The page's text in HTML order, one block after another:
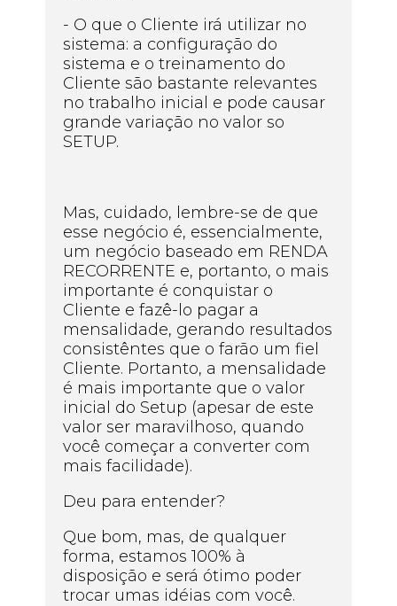
- O que o Cliente irá utilizar no
sistema: a configuração do
sistema e o treinamento do
Cliente são bastante relevantes
no trabalho inicial e pode causar
grande variação no valor so
SETUP.
Mas, cuidado, lembre-se de que
esse negócio é, essencialmente,
um negócio baseado em RENDA
RECORRENTE e, portanto, o mais
importante é conquistar o
Cliente e fazê-lo pagar a
mensalidade, gerando resultados
consistêntes que o farão um fiel
Cliente. Portanto, a mensalidade
é mais importante que o valor
inicial do Setup (apesar de este
valor ser maravilhoso, quando
você começar a converter com
mais facilidade).
Deu para entender?
Que bom, mas, de qualquer
forma, estamos 100% à
disposição e será ótimo poder
trocar umas idéias com você.